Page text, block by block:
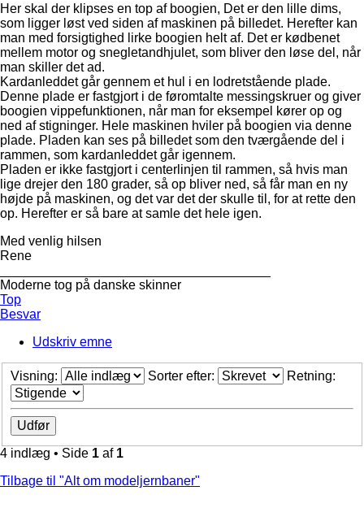
Her skal der klipses en top af boogien, Det er den lille dims,
som ligger løst ved siden af maskinen på billedet. Herefter kan
man med forsigtighed lirke boogien helt af. Det er kødbenet
mellem motor og snegletandhjulet, som bliver den løse del, når
man skiller det ad.
Kardanleddet går gennem et hul i en lodretstående plade.
Denne plade er fastgjort i de føromtalte messingskruer og giver
boogien vippefunktionen, når man for eksempel kører op og
ned af stigninger. Hele maskinen hviler på boogien via denne
plade. Pladen kan ses på billedet som den tværgående del i
rammen, som kardanleddet går igennem.
Pladen er ikke fastgjort i centerlinjen til rammen, så hvis man
lige drejer den 180 grader, så op bliver ned, så får man en ny
højde på maskinen, og det var det der skulle til, for at rette den
op. Herefter er så bare at samle det hele igen.
Med venlig hilsen
Rene
Moderne tog på danske skinner
Top
Besvar
Udskriv emne
Visning: Sorter efter: Retning:
4 indlæg • Side 1 af 1
Tilbage til "Alt om modeljernbaner"